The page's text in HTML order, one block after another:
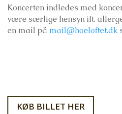
Koncerten indledes med
være særlige hensyn ift.
en mail på mail@hoeloftet.dk
KØB BILLET HER